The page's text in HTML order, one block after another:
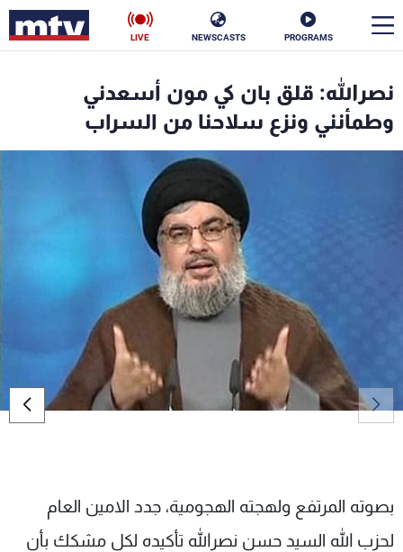
PROGRAMS
NEWSCASTS
LIVE
نصرالله: قلق بان كي مون أسعدني
وطمأنني ونزع سلاحنا من السراب
بصوته المرتفع ولهجته الهجومية، جدد الامين العام
لحزب الله السيد حسن نصرالله تأكيده لكل مشكك بأن
الأخبار
ناس
فن
رياضة
البرامج
جدول البرامج
شاهد البرامج
عن MTV
لاعلاناتكم
وظائف
تواصل معنا
شروط الإسـتخدام